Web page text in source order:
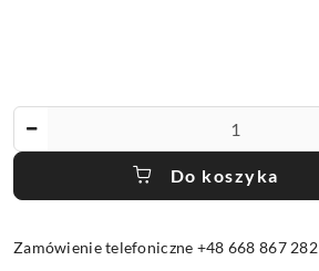
Do koszyka
Zamówienie telefoniczne +48 668 867 282